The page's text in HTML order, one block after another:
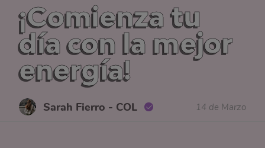
¡Comienza tu
día con la mejor
energía!
Sarah Fierro - COL 14 de Marzo